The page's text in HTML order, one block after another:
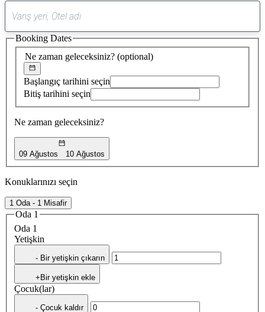
öneri
bulundu
Ne zaman geleceksiniz? (optional)
Başlangıç tarihini seçin
Bitiş tarihini seçin
Ne zaman geleceksiniz?
09 Ağustos 10 Ağustos
Booking Dates
Konuklarınızı seçin
1 Oda - 1 Misafir
Oda 1
Oda 1
Yetişkin
- Bir yetişkin çıkarın
+Bir yetişkin ekle
Çocuk(lar)
- Çocuk kaldır